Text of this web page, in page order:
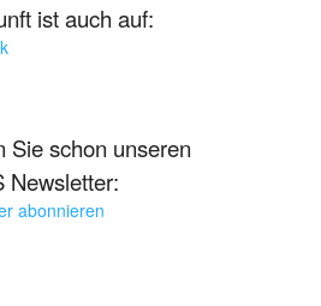
ist auch auf:
Sie schon unseren
Newsletter:
abonnieren